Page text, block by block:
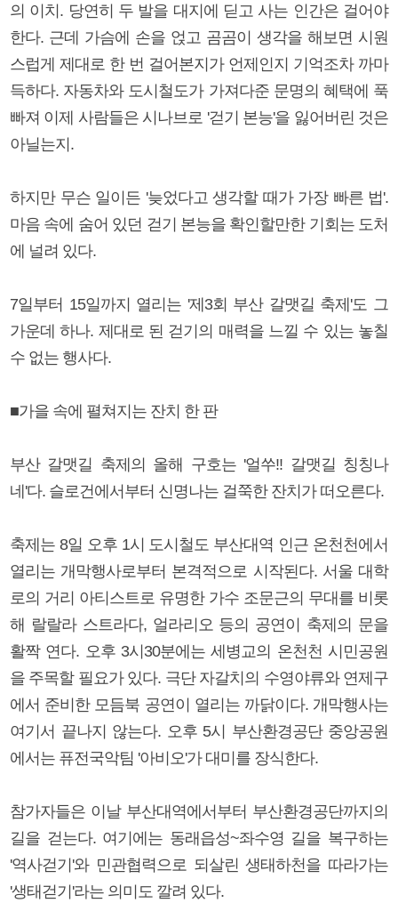
의 이치. 당연히 두 발을 대지에 딛고 사는 인간은 걸어야
한다. 근데 가슴에 손을 얹고 곰곰이 생각을 해보면 시원
스럽게 제대로 한 번 걸어본지가 언제인지 기억조차 까마
득하다. 자동차와 도시철도가 가져다준 문명의 혜택에 푹
빠져 이제 사람들은 시나브로 '걷기 본능'을 잃어버린 것은
아닐는지.
하지만 무슨 일이든 '늦었다고 생각할 때가 가장 빠른 법'.
마음 속에 숨어 있던 걷기 본능을 확인할만한 기회는 도처
에 널려 있다.
7일부터 15일까지 열리는 '제3회 부산 갈맷길 축제'도 그
가운데 하나. 제대로 된 걷기의 매력을 느낄 수 있는 놓칠
수 없는 행사다.
■가을 속에 펼쳐지는 잔치 한 판
부산 갈맷길 축제의 올해 구호는 '얼쑤!! 갈맷길 칭칭나
네'다. 슬로건에서부터 신명나는 걸쭉한 잔치가 떠오른다.
축제는 8일 오후 1시 도시철도 부산대역 인근 온천천에서
열리는 개막행사로부터 본격적으로 시작된다. 서울 대학
로의 거리 아티스트로 유명한 가수 조문근의 무대를 비롯
해 랄랄라 스트라다, 얼라리오 등의 공연이 축제의 문을
활짝 연다. 오후 3시30분에는 세병교의 온천천 시민공원
을 주목할 필요가 있다. 극단 자갈치의 수영야류와 연제구
에서 준비한 모듬북 공연이 열리는 까닭이다. 개막행사는
여기서 끝나지 않는다. 오후 5시 부산환경공단 중앙공원
에서는 퓨전국악팀 '아비오'가 대미를 장식한다.
참가자들은 이날 부산대역에서부터 부산환경공단까지의
길을 걷는다. 여기에는 동래읍성~좌수영 길을 복구하는
'역사걷기'와 민관협력으로 되살린 생태하천을 따라가는
'생태걷기'라는 의미도 깔려 있다.